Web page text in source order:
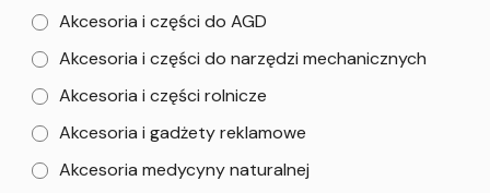
Akcesoria i części do AGD
Akcesoria i części do narzędzi mechanicznych
Akcesoria i części rolnicze
Akcesoria i gadżety reklamowe
Akcesoria medycyny naturalnej